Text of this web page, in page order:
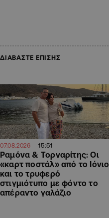
ΔΙΑΒΑΣΤΕ ΕΠΙΣΗΣ
07.08.2026 15:51
Ραμόνα & Τορναρίτης: Οι
«καρτ ποστάλ» από το Ιόνιο
και το τρυφερό
στιγμιότυπο με φόντο το
απέραντο γαλάζιο